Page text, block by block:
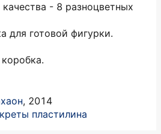
- 8 разноцветных
для готовой фигурки.
, 2014
пластилина